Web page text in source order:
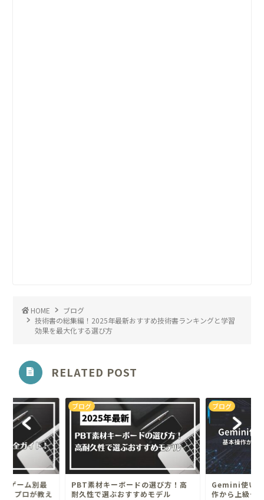
HOME
ブログ
技術書の総集編！2025年最新おすすめ技術書ランキングと学習
効果を最大化する選び方
RELATED POST
ゲーム別最
！プロが教え
ブログ
PBT素材キーボードの選び方！高
耐久性で選ぶおすすめモデル
ブログ
Gemini使い方
作から上級テ